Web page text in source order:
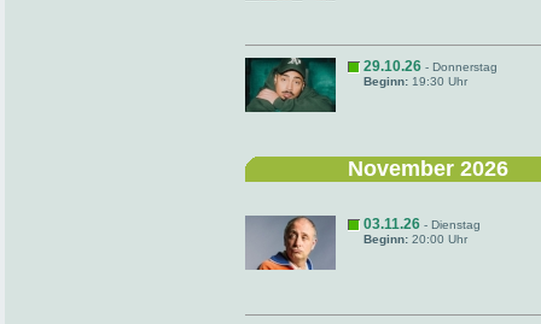
29.10.26 - Donnerstag
Beginn: 19:30 Uhr
November 2026
03.11.26 - Dienstag
Beginn: 20:00 Uhr